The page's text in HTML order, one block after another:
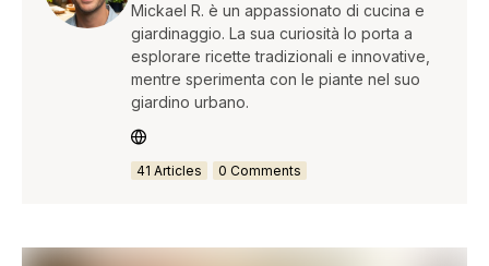
Mickael R. è un appassionato di cucina e
giardinaggio. La sua curiosità lo porta a
esplorare ricette tradizionali e innovative,
mentre sperimenta con le piante nel suo
giardino urbano.
41 Articles 0 Comments